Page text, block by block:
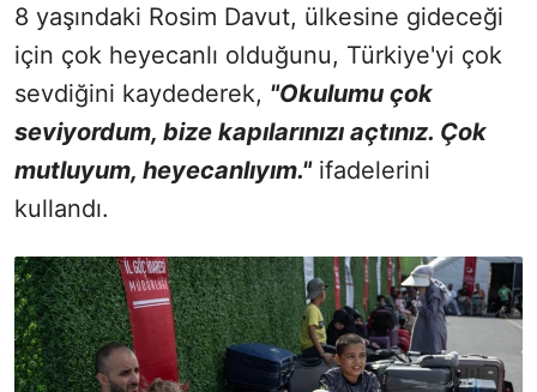
8 yaşındaki Rosim Davut, ülkesine gideceği
için çok heyecanlı olduğunu, Türkiye'yi çok
sevdiğini kaydederek, "Okulumu çok
seviyordum, bize kapılarınızı açtınız. Çok
mutluyum, heyecanlıyım."ifadelerini
kullandı.